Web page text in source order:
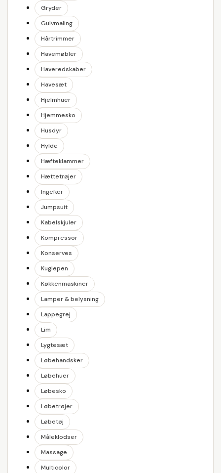
Gryder
Gulvmaling
Hårtrimmer
Havemøbler
Haveredskaber
Havesæt
Hjelmhuer
Hjemmesko
Husdyr
Hylde
Hæfteklammer
Hættetrøjer
Ingefær
Jumpsuit
Kabelskjuler
Kompressor
Konserves
Kuglepen
Køkkenmaskiner
Lamper & belysning
Lappegrej
Lim
Lygtesæt
Løbehandsker
Løbehuer
Løbesko
Løbetrøjer
Løbetøj
Måleklodser
Massage
Multicolor